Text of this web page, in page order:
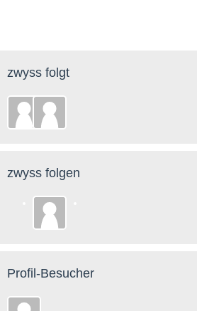
zwyss folgt
zwyss folgen
Profil-Besucher